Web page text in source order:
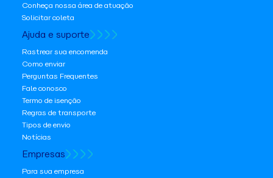
Conheça nossa área de atuação
Solicitar coleta
Ajuda e suporte
Rastrear sua encomenda
Como enviar
Perguntas Frequentes
Fale conosco
Termo de isenção
Regras de transporte
Tipos de envio
Notícias
Empresas
Para sua empresa